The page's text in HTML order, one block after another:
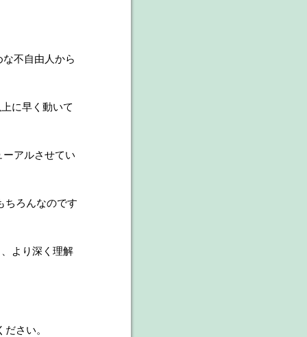
不自由人から
に早く動いて
アルさせてい
ちろんなのです
より深く理解
さい。